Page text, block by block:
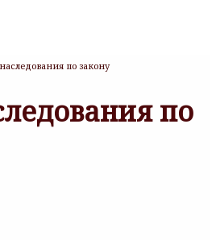
по закону
по